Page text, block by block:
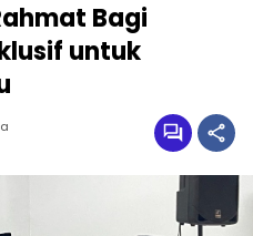
Bagi
untuk